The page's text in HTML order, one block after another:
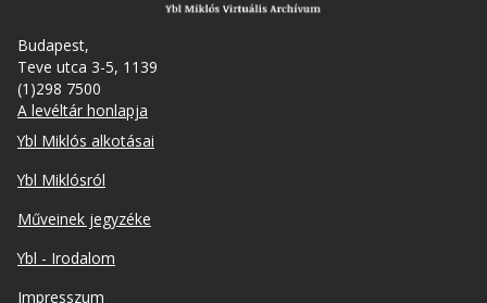
Budapest,
Teve utca 3-5, 1139
(1)298 7500
A levéltár honlapja
Footer
Ybl Miklós alkotásai
Ybl Miklósról
Műveinek jegyzéke
Ybl - Irodalom
Lábléc
Impresszum